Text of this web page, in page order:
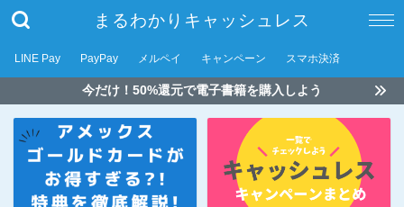
まるわかりキャッシュレス
LINE Pay PayPay メルペイ キャンペーン スマホ決済
今だけ！50%還元で電子書籍を購入しよう